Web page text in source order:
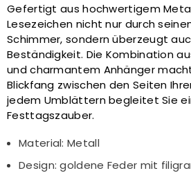
Gefertigt aus hochwertigem
Lesezeichen nicht nur durch
Schimmer, sondern überzeugt
Beständigkeit. Die Kombination
und charmantem Anhänger
Blickfang zwischen den Seiten
jedem Umblättern begleitet Sie
Festtagszauber.
Material: Metall
Design: goldene Feder mit